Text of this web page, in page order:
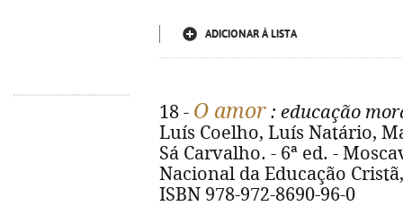
ADICIONAR À LISTA
18 - O amor : educação
Luís Coelho, Luís Natário,
Sá Carvalho. - 6ª ed. -
Nacional da Educação
ISBN 978-972-8690-96-0